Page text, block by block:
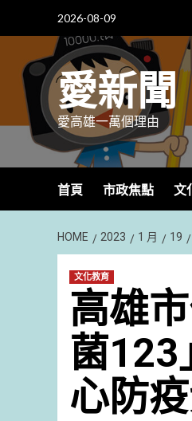
2026-08-09
愛新聞
愛高雄一萬個理由
首頁 市政焦點 文
HOME 2023 1 月 19
文化教育
高雄
菌123
心防